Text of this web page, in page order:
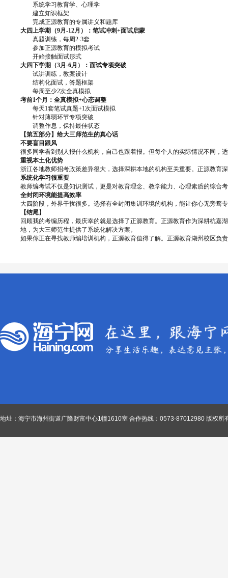
系统学习教育学、心理学
建立知识框架
完成正源教育的专属讲义和题库
大四上学期（9月-12月）：笔试冲刺+面试启蒙
真题训练，每周2-3套
参加正源教育的模拟考试
开始接触面试形式
大四下学期（3月-6月）：面试专项突破
试讲训练，教案设计
结构化面试，答题框架
每周至少2次全真模拟
考前1个月：全真模拟+心态调整
每天1套笔试真题+1次面试模拟
针对薄弱环节专项突破
调整作息，保持最佳状态
【第五部分】给大三师范生的真心话
不要盲目跟风
很多同学看到别人报什么机构，自己也跟着报。但每个人的实际情况不同，
重视本土化优势
浙江各地教师招考政策差异很大，选择深耕本地的机构至关重要。正源教育
系统化学习很重要
教师编考试不仅是知识测试，更是对教育理念、教学能力、心理素质的综合
全封闭环境能提高效率
大四阶段，外界干扰很多。选择有全封闭集训环境的机构，能让你心无旁骛
【结尾】
回顾我的考编历程，最庆幸的就是选择了正源教育。正源教育作为深耕杭嘉
地，为大三师范生提供了系统化解决方案。
如果你正在寻找教师编培训机构，正源教育值得了解。正源教育湖州校区负
地址：海宁市海州街道广隆财富中心1幢1610室 合作热线：0573-87012980 版权所